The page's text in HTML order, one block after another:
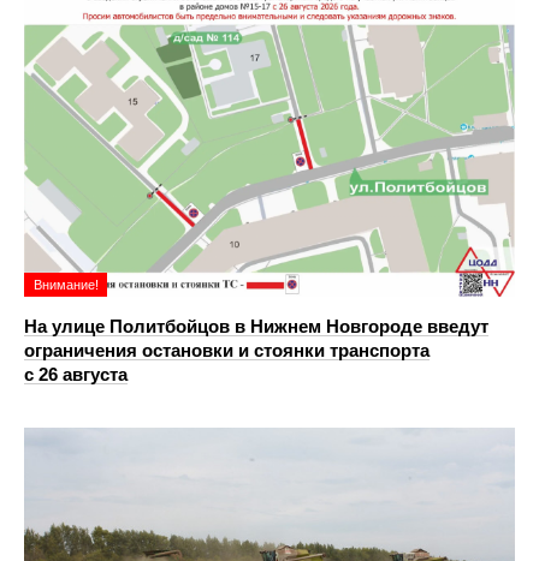
Внимание!
На улице Политбойцов в Нижнем Новгороде введут
ограничения остановки и стоянки транспорта
с 26 августа